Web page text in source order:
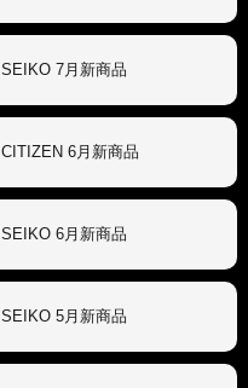
SEIKO 7月新商品
CITIZEN 6月新商品
SEIKO 6月新商品
SEIKO 5月新商品